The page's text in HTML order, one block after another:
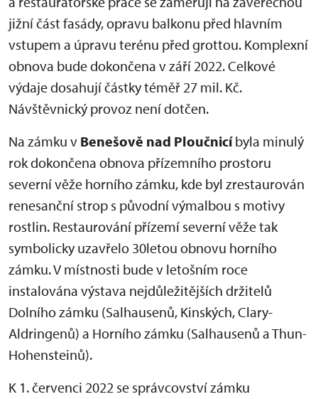
jižní část fasády, opravu balkonu před hlavním
vstupem a úpravu terénu před grottou. Komplexní
obnova bude dokončena v září 2022. Celkové
výdaje dosahují částky téměř 27 mil. Kč.
Návštěvnický provoz není dotčen.
Na zámku v Benešově nad Ploučnicíbyla minulý
rok dokončena obnova přízemního prostoru
severní věže horního zámku, kde byl zrestaurován
renesanční strop s původní výmalbou s motivy
rostlin. Restaurování přízemí severní věže tak
symbolicky uzavřelo 30letou obnovu horního
zámku. V místnosti bude v letošním roce
instalována výstava nejdůležitějších držitelů
Dolního zámku (Salhausenů, Kinských, Clary-
Aldringenů) a Horního zámku (Salhausenů a Thun-
Hohensteinů).
K 1. červenci 2022 se správcovství zámku